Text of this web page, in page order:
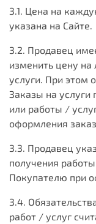
3.1. Цена на
указана на Сайте.
3.2. Продавец
изменить цену
услуги. При этом
Заказы на услуги
или работы /
оформления
3.3. Продавец
получения
Покупателю при
3.4.
работ / услуг